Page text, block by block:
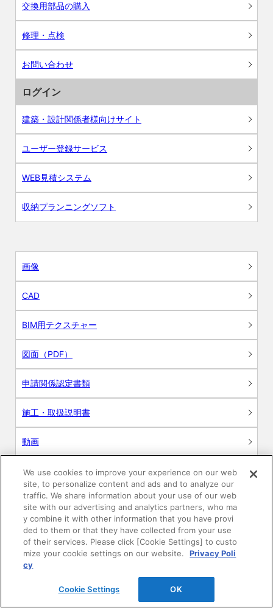
交換用部品の購入
修理・点検
お問い合わせ
ログイン
建築・設計関係者様向けサイト
ユーザー登録サービス
WEB見積システム
収納プランニングソフト
画像
CAD
BIM用テクスチャー
図面（PDF）
申請関係認定書類
施工・取扱説明書
動画
シミュレーションツール
24時間換気システム〈エアスマート〉
簡易設計見積ソフト
R&Dセンター環境測定・分析サービス
商品マスター申し込み
We use cookies to improve your experience on our web
site, to personalize content and ads and to analyze our
traffic. We share information about your use of our web
site with our advertising and analytics partners, who ma
y combine it with other information that you have provi
ded to them or that they have collected from your use
of their services. Please click [Cookie Settings] to custo
mize your cookie settings on our website.
Privacy Poli
cy
Cookie Settings OK